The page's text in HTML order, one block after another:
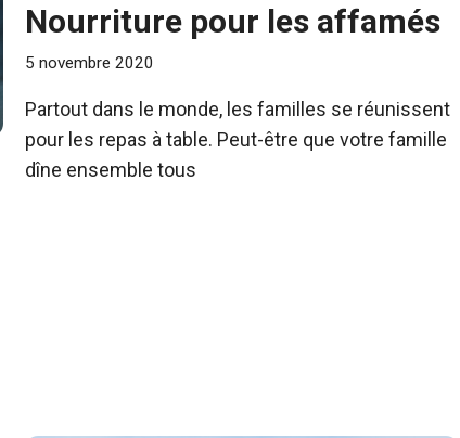
Nourriture pour les affamés
5 novembre 2020
Partout dans le monde, les familles se réunissent
pour les repas à table. Peut-être que votre famille
dîne ensemble tous